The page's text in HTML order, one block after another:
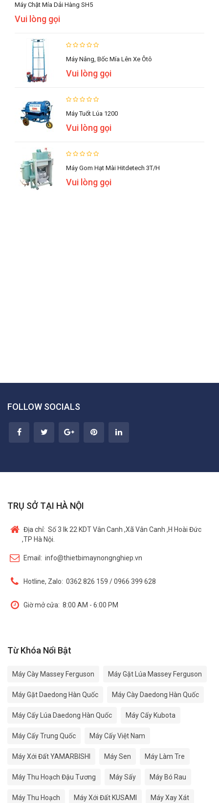
Máy Chặt Mía Dải Hàng SH5
Vui lòng gọi
Máy Nâng, Bốc Mía Lên Xe Ôtô
Vui lòng gọi
Máy Tuốt Lúa 1200
Vui lòng gọi
Máy Gom Hạt Mài Hitdetech 3T/h
Vui lòng gọi
FOLLOW SOCIALS
TRỤ SỞ TẠI HÀ NỘI
Địa chỉ: Số 3 lk 22 KDT Vân Canh ,Xã Vân Canh ,H Hoài Đức
,TP Hà Nội.
Email: info@thietbimaynongnghiep.vn
Hotline, Zalo: 0362 826 159 / 0966 399 628
Giờ mở cửa: 8:00 AM - 6:00 PM
Từ Khóa Nổi Bật
Máy Cày Massey Ferguson Máy Gặt Lúa Massey Ferguson
Máy Gặt Daedong Hàn Quốc Máy Cày Daedong Hàn Quốc
Máy Cấy Lúa Daedong Hàn Quốc Máy Cấy Kubota
Máy Cấy Trung Quốc Máy Cấy Việt Nam
Máy Xới Đất YAMARBISHI Máy Sen Máy Làm Tre
Máy Thu Hoạch Đậu Tương Máy Sấy Máy Bó Rau
Máy Thu Hoạch Máy Xới Đất KUSAMI Máy Xay Xát